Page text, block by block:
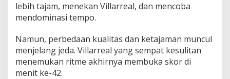
lebih tajam, menekan Villarreal, dan mencoba
mendominasi tempo.
Namun, perbedaan kualitas dan ketajaman muncul
menjelang jeda. Villarreal yang sempat kesulitan
menemukan ritme akhirnya membuka skor di
menit ke-42.